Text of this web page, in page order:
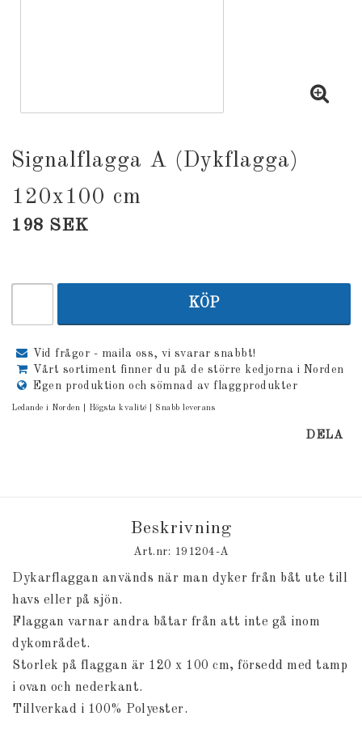
Signalflagga A (Dykflagga)
120x100 cm
198 SEK
KÖP
Vid frågor - maila oss, vi svarar snabbt!
Vårt sortiment finner du på de större kedjorna i Norden
Egen produktion och sömnad av flaggprodukter
Ledande i Norden | Högsta kvalité | Snabb leverans
DELA
Beskrivning
Art.nr: 191204-A
Dykarflaggan används när man dyker från båt ute till
havs eller på sjön.
Flaggan varnar andra båtar från att inte gå inom
dykområdet.
Storlek på flaggan är 120 x 100 cm, försedd med tamp
i ovan och nederkant.
Tillverkad i 100% Polyester.